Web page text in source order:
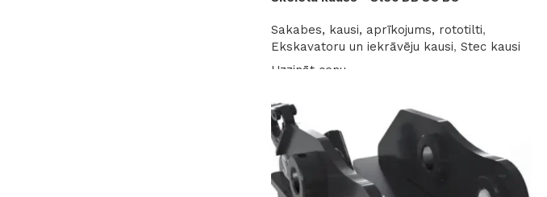
Sakabes, kausi, aprīkojums, rototilti,
Ekskavatoru un iekrāvēju kausi, Stec kausi
Uzzināt cenu